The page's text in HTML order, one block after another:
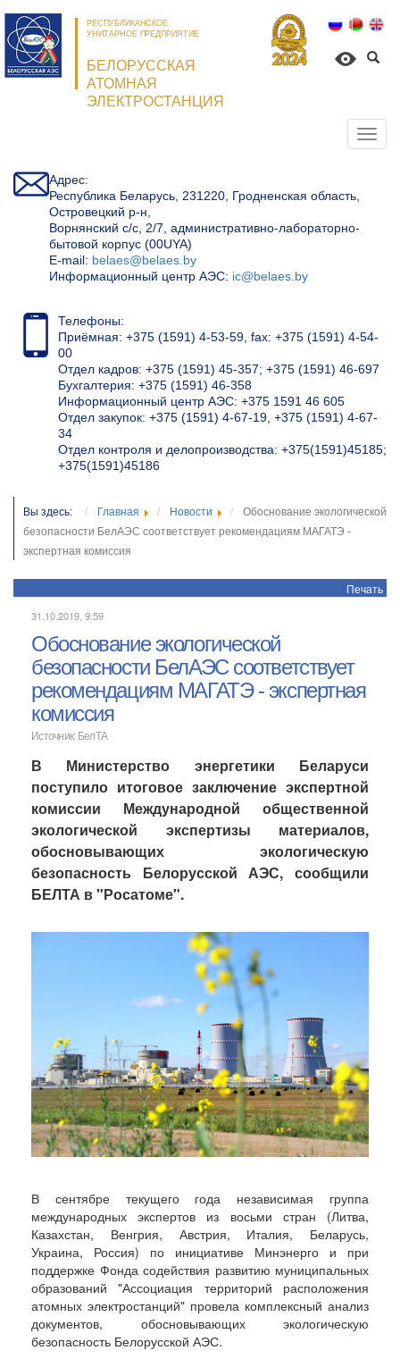
РЕСПУБЛИКАНСКОЕ
УНИТАРНОЕ ПРЕДПРИЯТИЕ
БЕЛОРУССКАЯ
АТОМНАЯ
ЭЛЕКТРОСТАНЦИЯ
Адрес:
Республика Беларусь, 231220, Гродненская область,
Островецкий р-н,
Ворнянский с/с, 2/7, административно-лабораторно-
бытовой корпус (00UYA)
Е-mail: belaes@belaes.by
Информационный центр АЭС: ic@belaes.by
Телефоны:
Приёмная: +375 (1591) 4-53-59, fax: +375 (1591) 4-54-
00
Отдел кадров: +375 (1591) 45-357; +375 (1591) 46-697
Бухгалтерия: +375 (1591) 46-358
Информационный центр АЭС: +375 1591 46 605
Отдел закупок: +375 (1591) 4-67-19, +375 (1591) 4-67-
34
Отдел контроля и делопроизводства: +375(1591)45185;
+375(1591)45186
Вы здесь: Главная Новости
Обоснование экологической
безопасности БелАЭС соответствует рекомендациям МАГАТЭ -
экспертная комиссия
Печать
31.10.2019, 9:59
Обоснование экологической
безопасности БелАЭС соответствует
рекомендациям МАГАТЭ - экспертная
комиссия
Источник: БелТА
В Министерство энергетики Беларуси
поступило итоговое заключение экспертной
комиссии Международной общественной
экологической экспертизы материалов,
обосновывающих экологическую
безопасность Белорусской АЭС, сообщили
БЕЛТА в "Росатоме".
В сентябре текущего года независимая группа
международных экспертов из восьми стран (Литва,
Казахстан, Венгрия, Австрия, Италия, Беларусь,
Украина, Россия) по инициативе Минэнерго и при
поддержке Фонда содействия развитию муниципальных
образований "Ассоциация территорий расположения
атомных электростанций" провела комплексный анализ
документов, обосновывающих экологическую
безопасность Белорусской АЭС.